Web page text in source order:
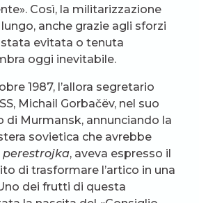
Così, la militarizzazione
lungo, anche grazie agli sforzi
stata evitata o tenuta
oggi inevitabile.
1987, l’allora segretario
Michail Gorbačëv, nel suo
di Murmansk, annunciando la
sovietica che avrebbe
perestrojka, aveva espresso il
di trasformare l’artico in una
dei frutti di questa